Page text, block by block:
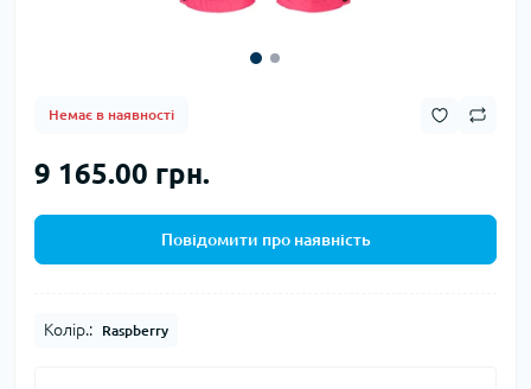
Немає в наявності
9 165.00 грн.
Повідомити про наявність
Колір.: Raspberry